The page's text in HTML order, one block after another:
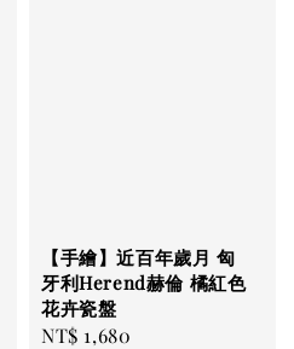
【手繪】近百年歲月 匈
牙利Herend赫倫 橘紅色
花卉瓷盤
Regular
NT$ 1,680